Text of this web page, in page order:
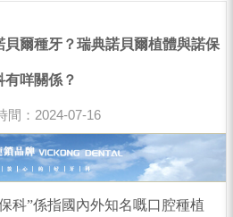
爾種牙？瑞典諾貝爾植體與諾保
有咩關係？
間：2024-07-16
科”係指國內外知名嘅口腔種植